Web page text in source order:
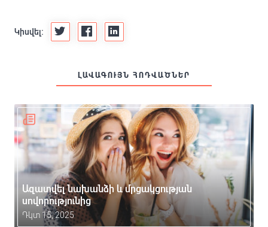
Կիսվել:
ԼԱՎԱԳՈՒՅՆ ՀՈԴՎԱԾՆԵՐ
Ազատվել նախանձի և մրցակցության
սովորությունից
Դկտ 15, 2025